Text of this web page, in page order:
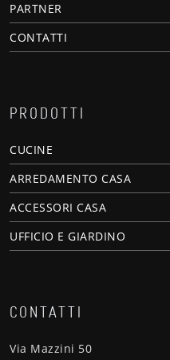
PARTNER
CONTATTI
PRODOTTI
CUCINE
ARREDAMENTO CASA
ACCESSORI CASA
UFFICIO E GIARDINO
CONTATTI
Via Mazzini 50